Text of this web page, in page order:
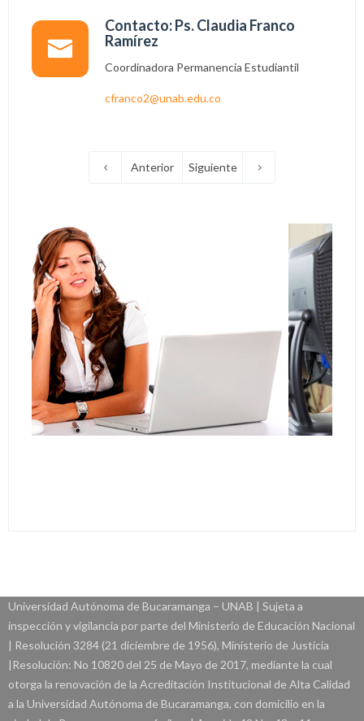
Contacto: Ps. Claudia Franco
Ramírez
Coordinadora Permanencia Estudiantil
cfranco2@unab.edu.co
Anterior Siguiente
Universidad Autónoma de Bucaramanga – UNAB | Sujeta a
inspección y vigilancia por parte del Ministerio de Educación Nacional
| Resolución 3284 (21 diciembre de 1956), Ministerio de Justicia
|Resolución: No 10820 del 25 de Mayo de 2017, mediante la cual
otorga la renovación de la Acreditación Institucional de Alta Calidad
a la Universidad Autónoma de Bucaramanga, con domicilio en la